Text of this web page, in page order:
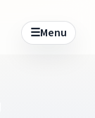
☰Menu